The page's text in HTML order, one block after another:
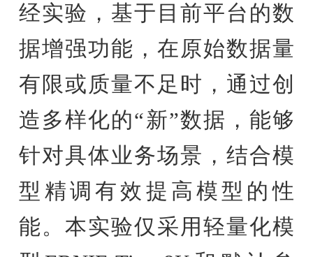
经实验，基于目前平台的数
据增强功能，在原始数据量
有限或质量不足时，通过创
造多样化的“新”数据，能够
针对具体业务场景，结合模
型精调有效提高模型的性
能。本实验仅采用轻量化模